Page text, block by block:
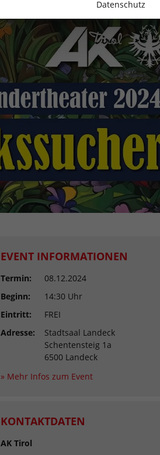
EVENT INFORMATIONEN
Termin:
08.12.2024
Beginn:
14:30 Uhr
Eintritt:
FREI
Adresse:
Stadtsaal Landeck
Schentensteig 1a
6500 Landeck
» Mehr Infos zum Event
KONTAKTDATEN
AK Tirol
Datenschutz